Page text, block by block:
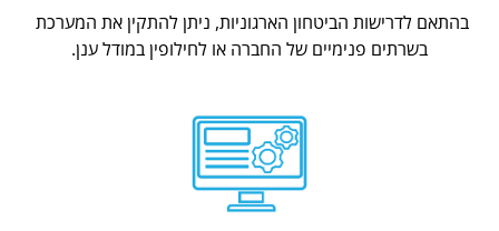
בהתאם לדרישות הביטחון הארגוניות, ניתן להתקין את המערכת
בשרתים פנימיים של החברה או לחילופין במודל ענן.